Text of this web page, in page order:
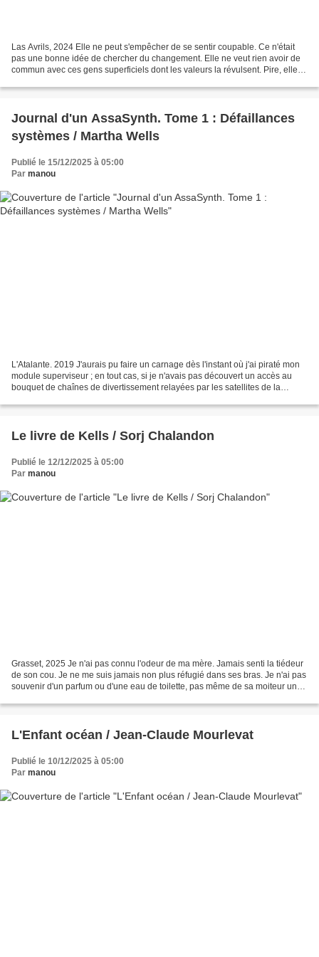
Las Avrils, 2024 Elle ne peut s'empêcher de se sentir coupable. Ce n'était
pas une bonne idée de chercher du changement. Elle ne veut rien avoir de
commun avec ces gens superficiels dont les valeurs la révulsent. Pire, elle a
Journal d'un AssaSynth. Tome 1 : Défaillances
systèmes / Martha Wells
Publié le 15/12/2025 à 05:00
Par manou
L'Atalante. 2019 J'aurais pu faire un carnage dès l'instant où j'ai piraté mon
module superviseur ; en tout cas, si je n'avais pas découvert un accès au
bouquet de chaînes de divertissement relayées par les satellites de la
Le livre de Kells / Sorj Chalandon
Publié le 12/12/2025 à 05:00
Par manou
Grasset, 2025 Je n'ai pas connu l'odeur de ma mère. Jamais senti la tiédeur
de son cou. Je ne me suis jamais non plus réfugié dans ses bras. Je n'ai pas
souvenir d'un parfum ou d'une eau de toilette, pas même de sa moiteur un
L'Enfant océan / Jean-Claude Mourlevat
Publié le 10/12/2025 à 05:00
Par manou